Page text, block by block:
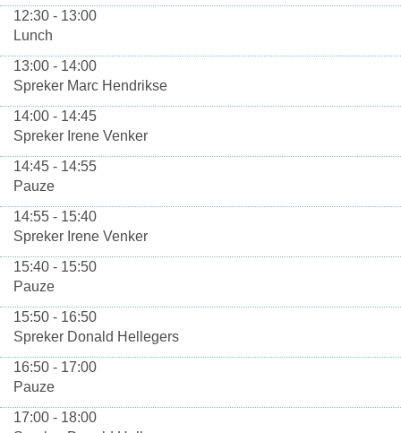
12:30 - 13:00
Lunch
13:00 - 14:00
Spreker Marc Hendrikse
14:00 - 14:45
Spreker Irene Venker
14:45 - 14:55
Pauze
14:55 - 15:40
Spreker Irene Venker
15:40 - 15:50
Pauze
15:50 - 16:50
Spreker Donald Hellegers
16:50 - 17:00
Pauze
17:00 - 18:00